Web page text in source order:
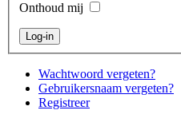
Onthoud mij
Wachtwoord vergeten?
Gebruikersnaam vergeten?
Registreer